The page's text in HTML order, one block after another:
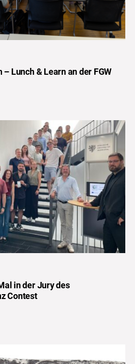
– Lunch & Learn an der FGW
in der Jury des
Contest